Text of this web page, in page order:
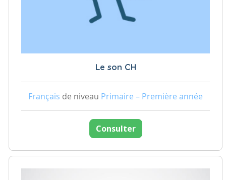
Le son CH
Français de niveau Primaire – Première année
Consulter